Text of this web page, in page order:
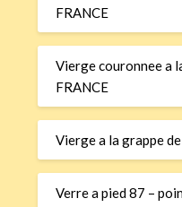
FRANCE
Vierge couronnee a
FRANCE
Vierge a la grappe
Verre a pied 87 –